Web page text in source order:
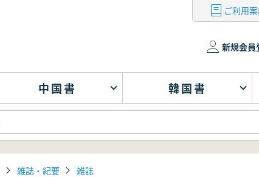
ご利用
新規会員
中国書 韓国書
雑誌・紀要 雑誌